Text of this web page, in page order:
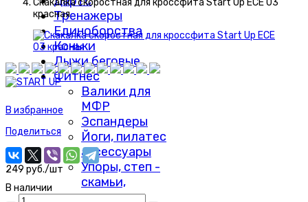
Тренажеры
Единоборства
Коньки
Лыжи беговые
Фитнес
Валики для
МФР
Эспандеры
Йоги, пилатес
аксессуары
Упоры, степ -
скамьи,
колесики
Скакалка скоростная для кроссфита Start Up ЕСЕ 03
красная
В избранное
Поделиться
249 руб./шт
В наличии